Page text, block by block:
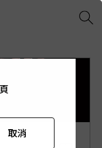
取消
取消
取消
取消
取消